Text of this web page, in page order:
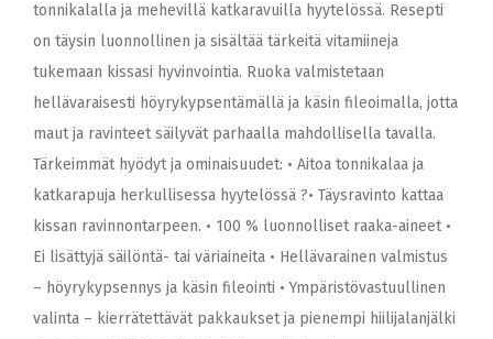
tonnikalalla ja mehevillä katkaravuilla hyytelössä. Resepti
on täysin luonnollinen ja sisältää tärkeitä vitamiineja
tukemaan kissasi hyvinvointia. Ruoka valmistetaan
hellävaraisesti höyrykypsentämällä ja käsin fileoimalla, jotta
maut ja ravinteet säilyvät parhaalla mahdollisella tavalla.
Tärkeimmät hyödyt ja ominaisuudet: • Aitoa tonnikalaa ja
katkarapuja herkullisessa hyytelössä ?• Täysravinto kattaa
kissan ravinnontarpeen. • 100 % luonnolliset raaka-aineet •
Ei lisättyjä säilöntä- tai väriaineita • Hellävarainen valmistus
– höyrykypsennys ja käsin fileointi • Ympäristövastuullinen
valinta – kierrätettävät pakkaukset ja pienempi hiilijalanjälki